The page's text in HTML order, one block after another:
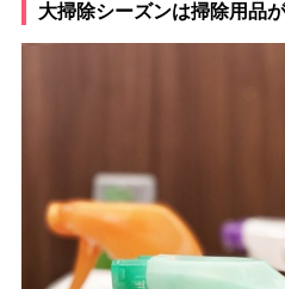
大掃除シーズンは掃除用品